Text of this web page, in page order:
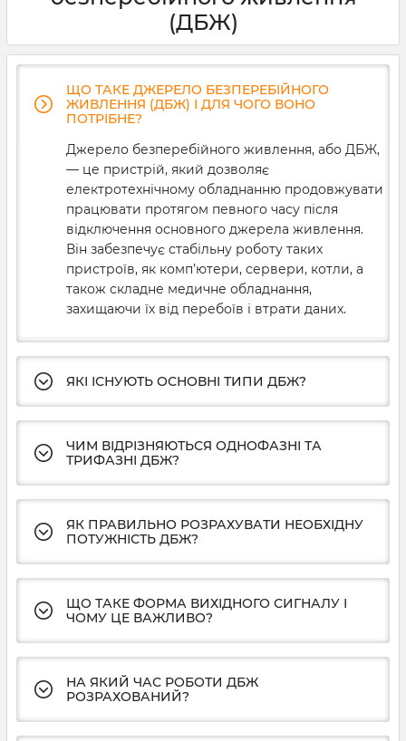
першочерг
(ДБЖ)
ЩО ТАКЕ ДЖЕРЕЛО БЕЗПЕРЕБІЙНОГО
ЖИВЛЕННЯ (ДБЖ) І ДЛЯ ЧОГО ВОНО
ПОТРІБНЕ?
Джерело безперебійного живлення, або ДБЖ,
— це пристрій, який дозволяє
електротехнічному обладнанню продовжувати
працювати протягом певного часу після
відключення основного джерела живлення.
Він забезпечує стабільну роботу таких
пристроїв, як комп’ютери, сервери, котли, а
також складне медичне обладнання,
захищаючи їх від перебоїв і втрати даних.
ЯКІ ІСНУЮТЬ ОСНОВНІ ТИПИ ДБЖ?
ЧИМ ВІДРІЗНЯЮТЬСЯ ОДНОФАЗНІ ТА
ТРИФАЗНІ ДБЖ?
ЯК ПРАВИЛЬНО РОЗРАХУВАТИ НЕОБХІДНУ
ПОТУЖНІСТЬ ДБЖ?
ЩО ТАКЕ ФОРМА ВИХІДНОГО СИГНАЛУ І
ЧОМУ ЦЕ ВАЖЛИВО?
НА ЯКИЙ ЧАС РОБОТИ ДБЖ
РОЗРАХОВАНИЙ?